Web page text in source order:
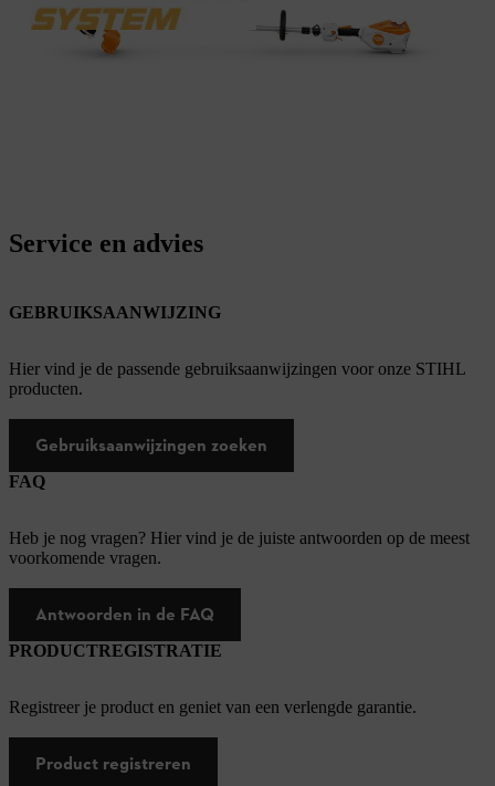
Service en advies
GEBRUIKSAANWIJZING
Hier vind je de passende gebruiksaanwijzingen voor onze STIHL
producten.
Gebruiksaanwijzingen zoeken
FAQ
Heb je nog vragen? Hier vind je de juiste antwoorden op de meest
voorkomende vragen.
Antwoorden in de FAQ
PRODUCTREGISTRATIE
Registreer je product en geniet van een verlengde garantie.
Product registreren